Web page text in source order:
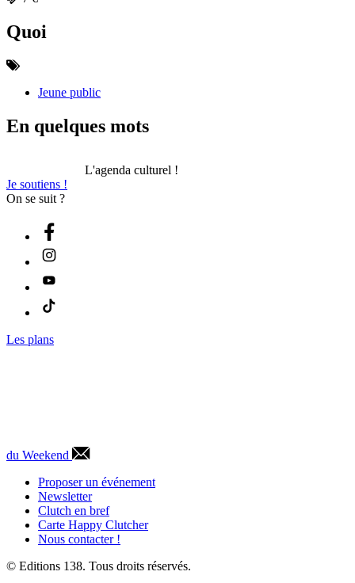
Quoi
Jeune public
En quelques mots
L'agenda culturel !
Je soutiens !
On se suit ?
Les plans
du Weekend
Proposer un événement
Newsletter
Clutch en bref
Carte Happy Clutcher
Nous contacter !
© Editions 138. Tous droits réservés.